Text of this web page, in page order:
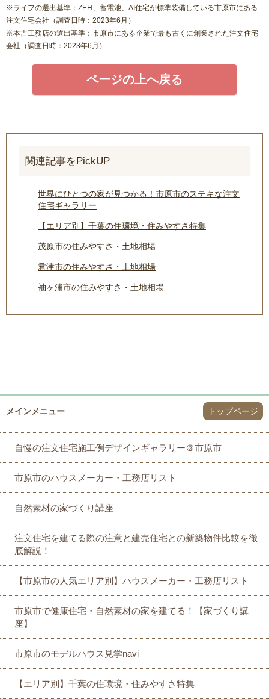
※ライフの選出基準：ZEH、蓄電池、AI住宅が標準装備している市原市にある
注文住宅会社（調査日時：2023年6月）
※本吉工務店の選出基準：市原市にある企業で最も古くに創業された注文住宅
会社（調査日時：2023年6月）
ページの上へ戻る
関連記事をPickUP
世界にひとつの家が見つかる！市原市のステキな注文
住宅ギャラリー
【エリア別】千葉の住環境・住みやすさ特集
茂原市の住みやすさ・土地相場
君津市の住みやすさ・土地相場
袖ヶ浦市の住みやすさ・土地相場
メインメニュー トップページ
自慢の注文住宅施工例デザインギャラリー＠市原市
市原市のハウスメーカー・工務店リスト
自然素材の家づくり講座
注文住宅を建てる際の注意と建売住宅との新築物件比較を徹
底解説！
【市原市の人気エリア別】ハウスメーカー・工務店リスト
市原市で健康住宅・自然素材の家を建てる！【家づくり講
座】
市原市のモデルハウス見学navi
【エリア別】千葉の住環境・住みやすさ特集